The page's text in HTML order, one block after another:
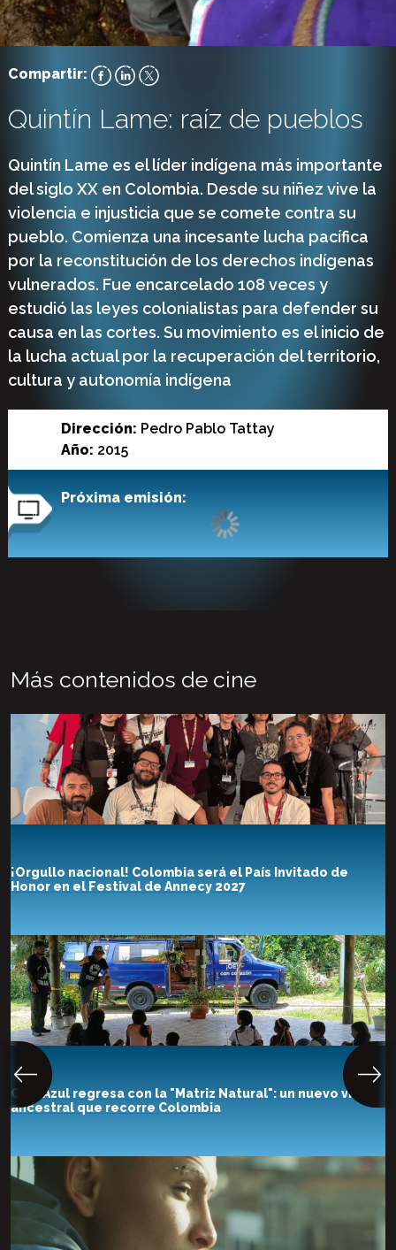
Compartir:
Quintín Lame: raíz de pueblos
Quintín Lame es el líder indígena más importante
del siglo XX en Colombia. Desde su niñez vive la
violencia e injusticia que se comete contra su
pueblo. Comienza una incesante lucha pacífica
por la reconstitución de los derechos indígenas
vulnerados. Fue encarcelado 108 veces y
estudió las leyes colonialistas para defender su
causa en las cortes. Su movimiento es el inicio de
la lucha actual por la recuperación del territorio,
cultura y autonomía indígena
Dirección: Pedro Pablo Tattay
Año: 2015
Próxima emisión:
Más contenidos de cine
¡Orgullo nacional! Colombia será el País Invitado de
Honor en el Festival de Annecy 2027
Cine Azul regresa con la "Matriz Natural": un nuevo viaje
ancestral que recorre Colombia